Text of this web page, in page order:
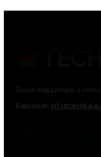
Online magazinunk a
Kapcsolat: